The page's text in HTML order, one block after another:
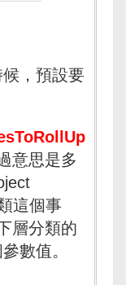
，預設要
意思是多
這個事
層分類的
數值。